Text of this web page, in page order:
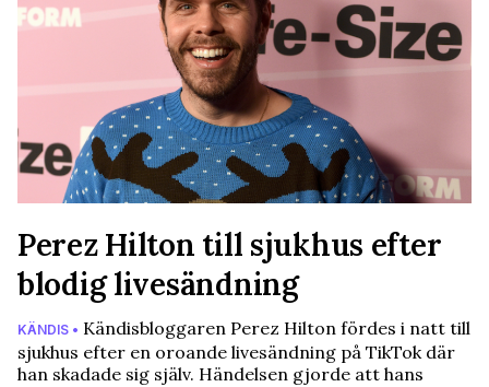
Perez Hilton till sjukhus efter
blodig livesändning
KÄNDIS • Kändisbloggaren Perez Hilton fördes i natt till
sjukhus efter en oroande livesändning på TikTok där
han skadade sig själv. Händelsen gjorde att hans